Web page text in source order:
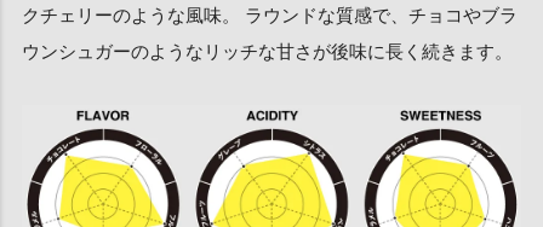
クチェリーのような風味。 ラウンドな質感で、チョコやブラ
ウンシュガーのようなリッチな甘さが後味に長く続きます。